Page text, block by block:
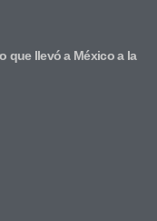
que llevó a México a la